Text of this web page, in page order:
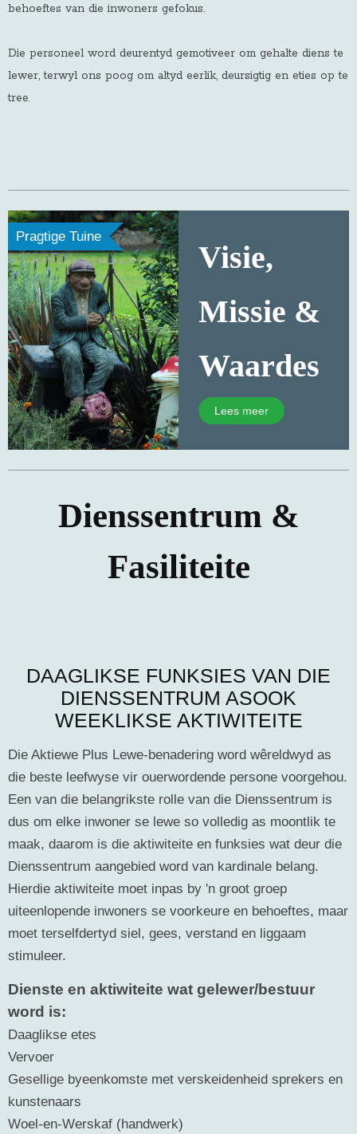
behoeftes van die inwoners gefokus.
Die personeel word deurentyd gemotiveer om gehalte diens te
lewer, terwyl ons poog om altyd eerlik, deursigtig en eties op te
tree.
Pragtige Tuine
Visie,
Missie &
Waardes
Lees meer
Dienssentrum &
Fasiliteite
DAAGLIKSE FUNKSIES VAN DIE
DIENSSENTRUM ASOOK
WEEKLIKSE AKTIWITEITE
Die Aktiewe Plus Lewe-benadering word wêreldwyd as
die beste leefwyse vir ouerwordende persone voorgehou.
Een van die belangrikste rolle van die Dienssentrum is
dus om elke inwoner se lewe so volledig as moontlik te
maak, daarom is die aktiwiteite en funksies wat deur die
Dienssentrum aangebied word van kardinale belang.
Hierdie aktiwiteite moet inpas by 'n groot groep
uiteenlopende inwoners se voorkeure en behoeftes, maar
moet terselfdertyd siel, gees, verstand en liggaam
stimuleer.
Dienste en aktiwiteite wat gelewer/bestuur
word is:
Daaglikse etes
Vervoer
Gesellige byeenkomste met verskeidenheid sprekers en
kunstenaars
Woel-en-Werskaf (handwerk)